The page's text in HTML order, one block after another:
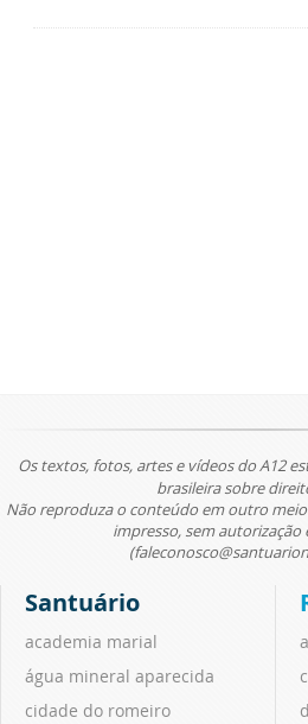
Os textos, fotos, artes e vídeos do A12
brasileira sobre
Não reproduza o conteúdo em outro
impresso, sem autorização
Santuário
academia marial
água mineral aparecida
cidade do romeiro